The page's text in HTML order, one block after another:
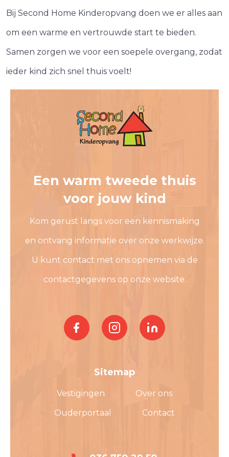
Bij Second Home Kinderopvang doen we er alles aan
om een warme en vertrouwde start te bieden.
Samen zorgen we voor een soepele overgang, zodat
ieder kind zich snel thuis voelt!
Een warm tweede thuis
voor jouw kind
Kom gerust langs voor een kennismaking
en ontvang informatie over onze werkwijze.
U kunt contact met ons opnemen via de
contactgegevens op onze website.
Sitemap
Vestigingen
Over ons
Ouderportaal
Contact